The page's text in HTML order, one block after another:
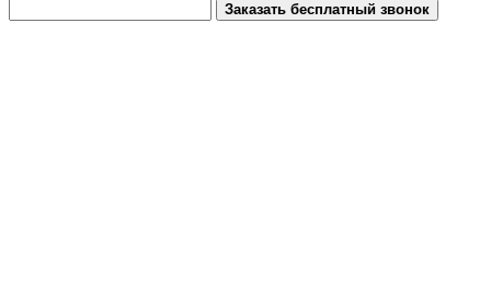
Заказать бесплатный звонок